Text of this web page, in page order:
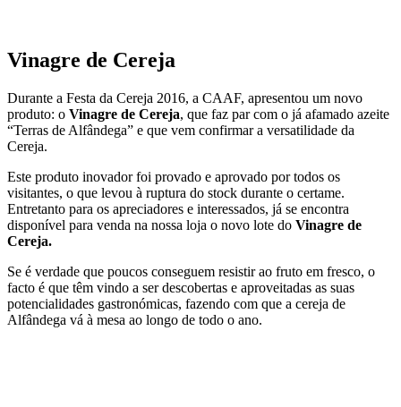
Vinagre de Cereja
Durante a Festa da Cereja 2016, a CAAF, apresentou um novo
produto: o Vinagre de Cereja, que faz par com o já afamado azeite
“Terras de Alfândega” e que vem confirmar a versatilidade da
Cereja.
Este produto inovador foi provado e aprovado por todos os
visitantes, o que levou à ruptura do stock durante o certame.
Entretanto para os apreciadores e interessados, já se encontra
disponível para venda na nossa loja o novo lote do Vinagre de
Cereja.
Se é verdade que poucos conseguem resistir ao fruto em fresco, o
facto é que têm vindo a ser descobertas e aproveitadas as suas
potencialidades gastronómicas, fazendo com que a cereja de
Alfândega vá à mesa ao longo de todo o ano.